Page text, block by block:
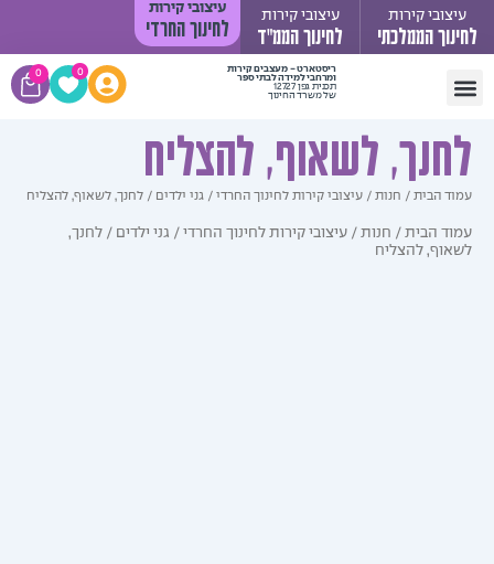
קירות
הממלכתי
עיצובי קירות
לחינוך הממ"ד
עיצובי קירות
לחינוך החרדי
ריסטארט - מעצבים קירות
ומרחבי למידה לבתי ספר
של משרד החינוך
0
0 עגלת
קניות
לשאוף, להצליח
הבית/ חנות/ עיצובי קירות לחינוך החרדי/גני ילדים/ לחנך, לשאוף, להצליח
הבית/חנות / עיצובי קירות לחינוך החרדי /גני ילדים/ לחנך,
להצליח